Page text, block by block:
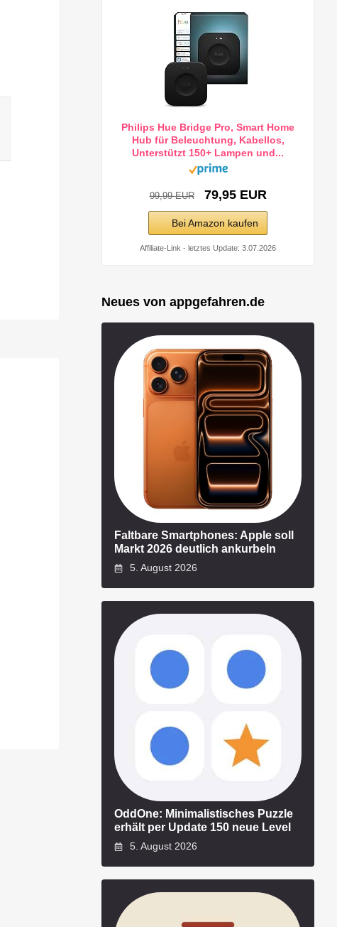
Philips Hue Bridge Pro, Smart Home
Hub für Beleuchtung, Kabellos,
Unterstützt 150+ Lampen und...
99,99 EUR 79,95 EUR
Bei Amazon kaufen
Affiliate-Link - letztes Update: 3.07.2026
Neues von appgefahren.de
Faltbare Smartphones: Apple soll
Markt 2026 deutlich ankurbeln
5. August 2026
OddOne: Minimalistisches Puzzle
erhält per Update 150 neue Level
5. August 2026